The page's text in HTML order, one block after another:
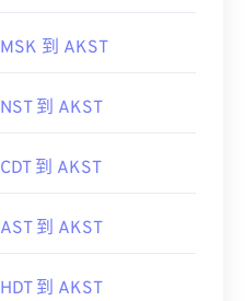
MSK 到 AKST
NST 到 AKST
CDT 到 AKST
AST 到 AKST
HDT 到 AKST